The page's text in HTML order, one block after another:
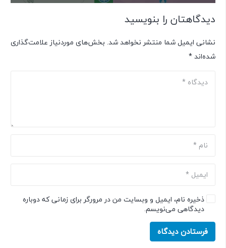
دیدگاهتان را بنویسید
نشانی ایمیل شما منتشر نخواهد شد. بخش‌های موردنیاز علامت‌گذاری
شده‌اند*
ذخیره نام، ایمیل و وبسایت من در مرورگر برای زمانی که دوباره
دیدگاهی می‌نویسم.
فرستادن دیدگاه